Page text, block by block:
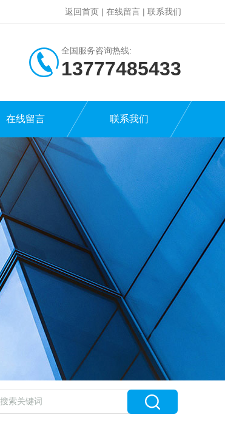
返回首页 | 在线留言 | 联系我们
全国服务咨询热线:
13777485433
在线留言 联系我们